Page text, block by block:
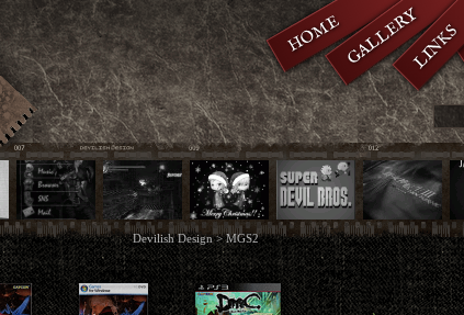
HOMEGALLERYLINKS
Devilish Design>MGS2